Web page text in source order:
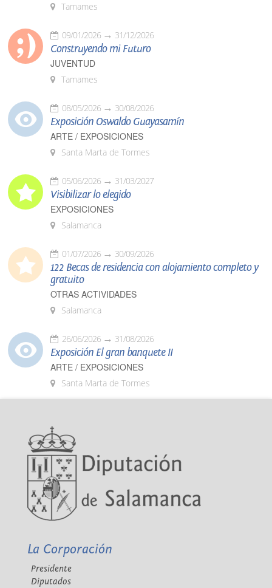
Tamames
09/01/2026 31/12/2026
Construyendo mi Futuro
JUVENTUD
Tamames
08/05/2026 30/08/2026
Exposición Oswaldo Guayasamín
ARTE / EXPOSICIONES
Santa Marta de Tormes
05/06/2026 31/03/2027
Visibilizar lo elegido
EXPOSICIONES
Salamanca
01/07/2026 30/09/2026
122 Becas de residencia con alojamiento completo y
gratuito
OTRAS ACTIVIDADES
Salamanca
26/06/2026 31/08/2026
Exposición El gran banquete II
ARTE / EXPOSICIONES
Santa Marta de Tormes
La Corporación
Presidente
Diputados